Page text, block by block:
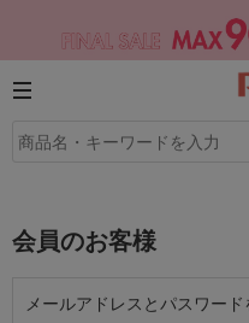
会員のお客様
メールアドレスとパスワー